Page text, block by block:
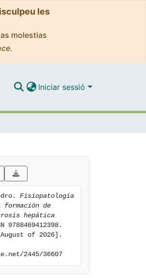
les
molestias
Iniciar sessió
Fisiopatología
formación de
hepática
9788469412398.
of 2026].
2445/36607